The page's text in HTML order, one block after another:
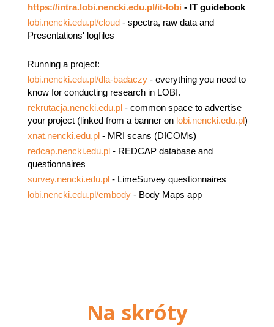
https://intra.lobi.nencki.edu.pl/it-lobi - IT guidebook
lobi.nencki.edu.pl/cloud - spectra, raw data and
Presentations' logfiles
Running a project:
lobi.nencki.edu.pl/dla-badaczy - everything you need to
know for conducting research in LOBI.
rekrutacja.nencki.edu.pl - common space to advertise
your project (linked from a banner on lobi.nencki.edu.pl)
xnat.nencki.edu.pl - MRI scans (DICOMs)
redcap.nencki.edu.pl - REDCAP database and
questionnaires
survey.nencki.edu.pl - LimeSurvey questionnaires
lobi.nencki.edu.pl/embody - Body Maps app
Na skróty